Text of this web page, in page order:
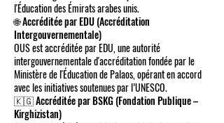
l'Éducation des Émirats arabes unis.
🌐 Accréditée par EDU (Accréditation
Intergouvernementale)
OUS est accréditée par EDU, une autorité
intergouvernementale d'accréditation fondée par le
Ministère de l'Éducation de Palaos, opérant en accord
avec les initiatives soutenues par l’UNESCO.
🇰🇬 Accréditée par BSKG (Fondation Publique –
Kirghizistan)